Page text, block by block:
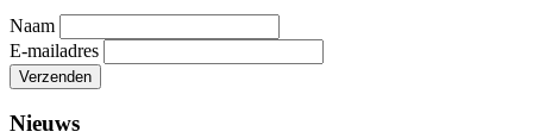
Naam
E-mailadres
Verzenden
Nieuws